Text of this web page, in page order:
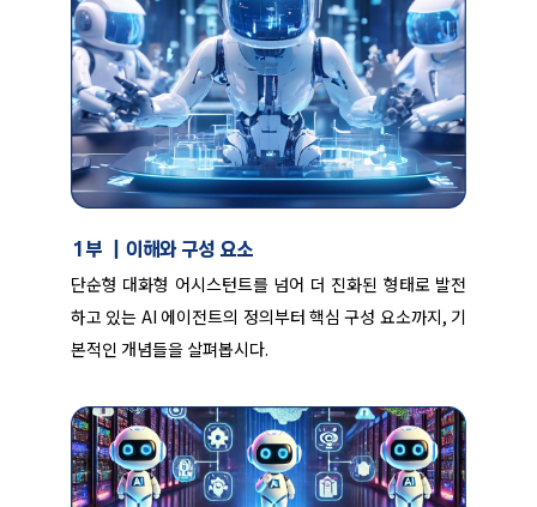
1부 ｜이해와 구성 요소
단순형 대화형 어시스턴트를 넘어 더 진화된 형태로 발전
하고 있는 AI 에이전트의 정의부터 핵심 구성 요소까지, 기
본적인 개념들을 살펴봅시다.